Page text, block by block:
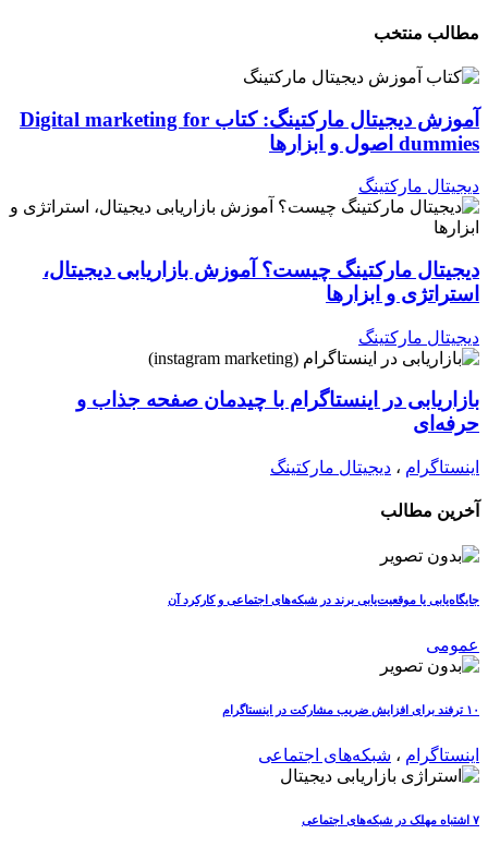
مطالب منتخب
آموزش دیجیتال مارکتینگ: کتاب Digital marketing for
dummies اصول و ابزارها
دیجیتال مارکتینگ
دیجیتال مارکتینگ چیست؟ آموزش بازاریابی دیجیتال،
استراتژی و ابزارها
دیجیتال مارکتینگ
بازاریابی در اینستاگرام با چیدمان صفحه جذاب و
حرفه‌ای
اینستاگرام ، دیجیتال مارکتینگ
آخرین مطالب
جایگاه‌یابی یا موقعیت‌یابی برند در شبکه‌های اجتماعی و کارکرد آن
عمومی
۱۰ ترفند برای افزایش ضریب مشارکت در اینستاگرام
اینستاگرام ، شبکه‌های اجتماعی
۷ اشتباه مهلک در شبکه‌های اجتماعی